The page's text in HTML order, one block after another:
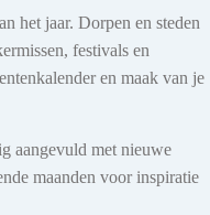
het jaar. Dorpen en steden
festivals en
en maak van je
aangevuld met nieuwe
maanden voor inspiratie